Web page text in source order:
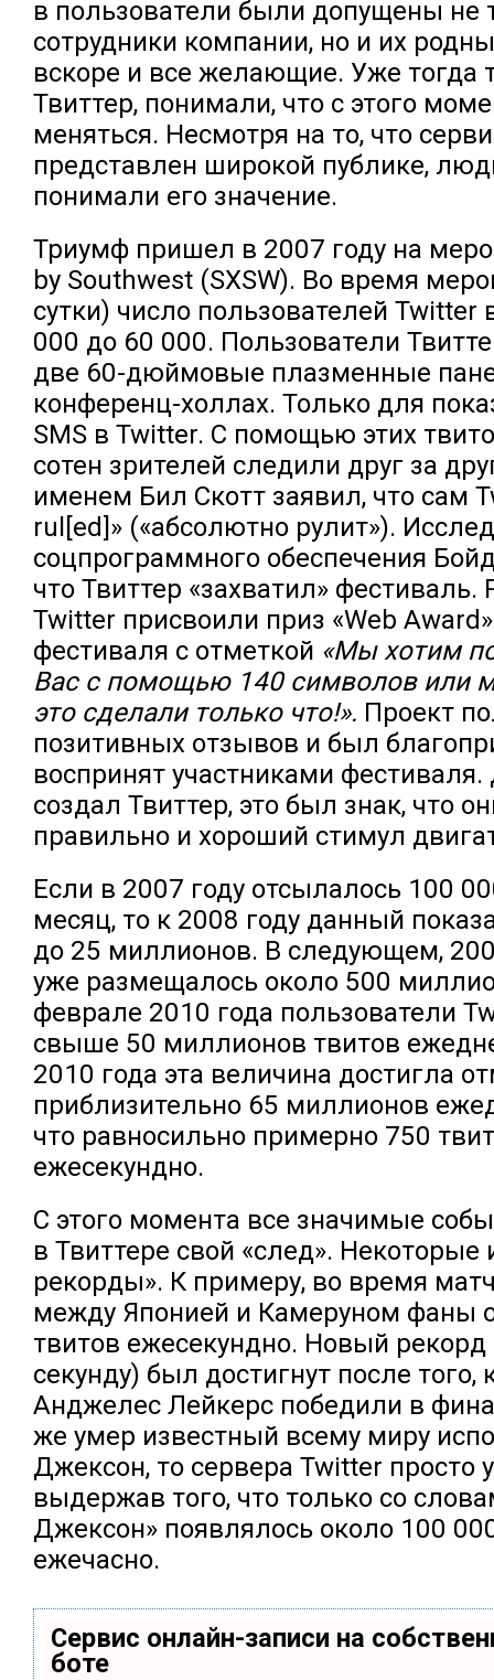
в пользователи были допущены не
сотрудники компании, но и их
вскоре и все желающие. Уже тогда
Твиттер, понимали, что с этого
меняться. Несмотря на то, что
представлен широкой публике,
понимали его значение.
Триумф пришел в 2007 году на
by Southwest (SXSW). Во время
сутки) число пользователей Twitter
000 до 60 000. Пользователи
две 60-дюймовые плазменные
конференц-холлах. Только для
SMS в Twitter. С помощью этих
сотен зрителей следили друг за
именем Бил Скотт заявил, что сам
rul[ed]» («абсолютно рулит»).
соцпрограммного обеспечения
что Твиттер «захватил» фестиваль.
Twitter присвоили приз «Web
фестиваля с отметкой «Мы хотим
Вас с помощью 140 символов или
это сделали только что!». Проект
позитивных отзывов и был
воспринят участниками фестиваля.
создал Твиттер, это был знак, что
правильно и хороший стимул
Если в 2007 году отсылалось 100
месяц, то к 2008 году данный
до 25 миллионов. В следующем,
уже размещалось около 500
феврале 2010 года пользователи
свыше 50 миллионов твитов
2010 года эта величина достигла
приблизительно 65 миллионов
что равносильно примерно 750
ежесекундно.
С этого момента все значимые
в Твиттере свой «след». Некоторые
рекорды». К примеру, во время
между Японией и Камеруном фаны
твитов ежесекундно. Новый рекорд
секунду) был достигнут после того,
Анджелес Лейкерс победили в
же умер известный всему миру
Джексон, то сервера Twitter просто
выдержав того, что только со
Джексон» появлялось около 100
ежечасно.
Сервис онлайн-записи на
боте